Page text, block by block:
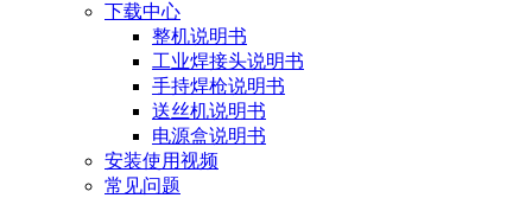
下载中心
整机说明书
工业焊接头说明书
手持焊枪说明书
送丝机说明书
电源盒说明书
安装使用视频
常见问题